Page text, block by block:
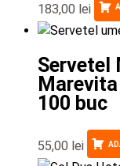
183,00 lei
Servetel
100 buc
55,00 lei